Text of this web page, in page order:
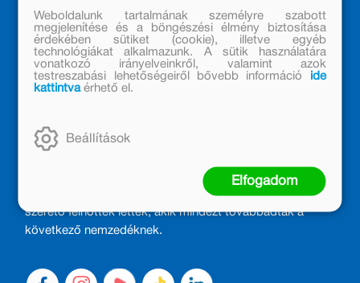
MÓRA KÖNYVKIADÓ – 1950 ÓTA
CSALÁDTAG
Kiadónk generációkat ajándékozott és ajándékoz meg az
olvasás örömével, olvasni szerető gyerekekből olvasni
szerető felnőttek lettek, akik mindezt továbbadták a
következő nemzedéknek.
Weboldalunk tartalmának személyre szabott
megjelenítése és a böngészési élmény biztosítása
érdekében sütiket (cookie), illetve egyéb
technológiákat alkalmazunk. A sütik használatára
vonatkozó irányelveinkről, valamint azok
testreszabási lehetőségeiről bővebb információ
ide
kattintvaérhető el.
Beállítások
Elfogadom